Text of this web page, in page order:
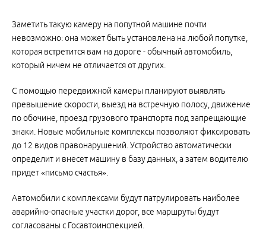
Заметить такую камеру на попутной машине почти
невозможно: она может быть установлена на любой попутке,
которая встретится вам на дороге - обычный автомобиль,
который ничем не отличается от других.
С помощью передвижной камеры планируют выявлять
превышение скорости, выезд на встречную полосу, движение
по обочине, проезд грузового транспорта под запрещающие
знаки. Новые мобильные комплексы позволяют фиксировать
до 12 видов правонарушений. Устройство автоматически
определит и внесет машину в базу данных, а затем водителю
придет «письмо счастья».
Автомобили с комплексами будут патрулировать наиболее
аварийно-опасные участки дорог, все маршруты будут
согласованы с Госавтоинспекцией.